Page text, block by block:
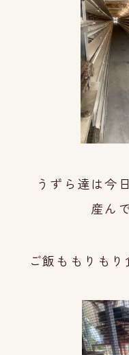
うずら達は今
産ん
ご飯ももりも